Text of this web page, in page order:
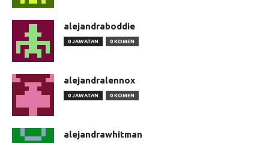
alejandraboddie
0 JAWATAN 0 KOMEN
alejandralennox
0 JAWATAN 0 KOMEN
alejandrawhitman